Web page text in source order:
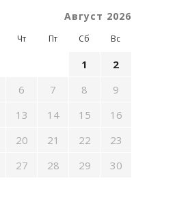
Август 2026
Чт Пт Сб Вс
1
2
6 7 8
9
13 14 15
16
20 21 22
23
27 28 29
30